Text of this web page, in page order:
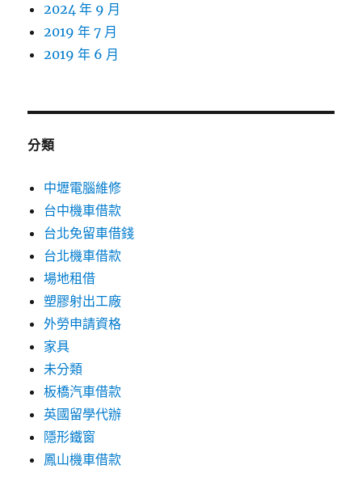
2024 年 9 月
2019 年 7 月
2019 年 6 月
分類
中壢電腦維修
台中機車借款
台北免留車借錢
台北機車借款
場地租借
塑膠射出工廠
外勞申請資格
家具
未分類
板橋汽車借款
英國留學代辦
隱形鐵窗
鳳山機車借款